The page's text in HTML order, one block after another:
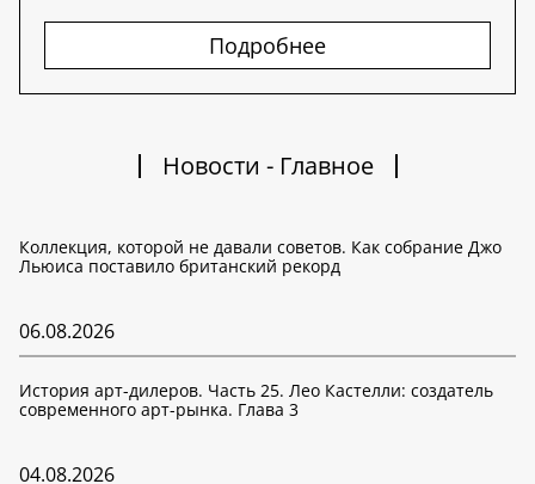
Подробнее
Новости - Главное
Коллекция, которой не давали советов. Как собрание Джо
Льюиса поставило британский рекорд
06.08.2026
История арт-дилеров. Часть 25. Лео Кастелли: создатель
современного арт-рынка. Глава 3
04.08.2026